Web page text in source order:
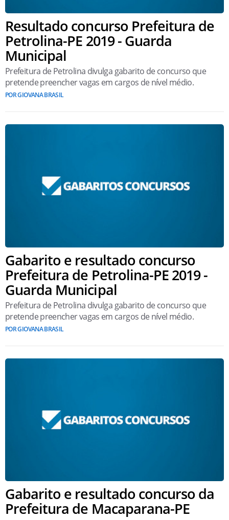
Resultado concurso Prefeitura de
Petrolina-PE 2019 - Guarda
Municipal
Prefeitura de Petrolina divulga gabarito de concurso que
pretende preencher vagas em cargos de nível médio.
POR GIOVANA BRASIL
Gabarito e resultado concurso
Prefeitura de Petrolina-PE 2019 -
Guarda Municipal
Prefeitura de Petrolina divulga gabarito de concurso que
pretende preencher vagas em cargos de nível médio.
POR GIOVANA BRASIL
Gabarito e resultado concurso da
Prefeitura de Macaparana-PE